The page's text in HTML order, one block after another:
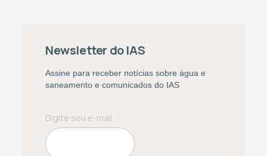
Newsletter do IAS
Assine para receber notícias sobre água e
saneamento e comunicados do IAS